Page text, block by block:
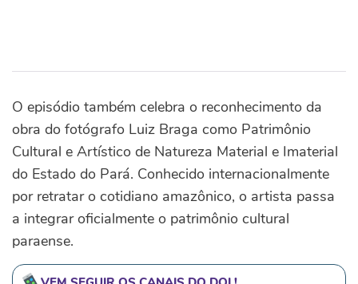
O episódio também celebra o reconhecimento da
obra do fotógrafo Luiz Braga como Patrimônio
Cultural e Artístico de Natureza Material e Imaterial
do Estado do Pará. Conhecido internacionalmente
por retratar o cotidiano amazônico, o artista passa
a integrar oficialmente o patrimônio cultural
paraense.